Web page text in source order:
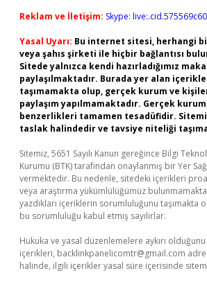
Reklam ve İletişim: Skype:
Yasal Uyarı: Bu internet sitesi, herhangi
veya şahıs şirketi ile hiçbir bağlantısı
Sitede yalnızca kendi hazırladığımız
paylaşılmaktadır. Burada yer alan
taşımamakta olup, gerçek kurum ve
paylaşım yapılmamaktadır. Gerçek
benzerlikleri tamamen tesadüfidir.
taslak halindedir ve tavsiye niteliği
Sitemiz, 5651 Sayılı Kanun gereğince Bilgi
Kurumu (BTK) tarafından onaylanmış bir Yer
vermektedir. Bu nedenle, sitedeki içerikleri
veya araştırma yükümlülüğümüz
yazdıkları içeriklerin sorumluluğunu taşımakta
bu sorumluluğu kabul etmiş sayılırlar.
Hukuka ve yasal düzenlemelere aykırı
içerikleri, backlinkpanelicomtr@gmail.com
halinde, ilgili içerikler yasal süre içerisinde